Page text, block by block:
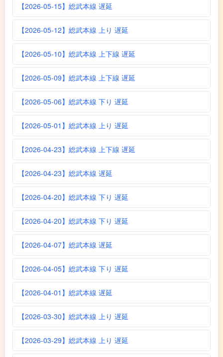
【2026-05-15】総武本線 遅延
【2026-05-12】総武本線 上り 遅延
【2026-05-10】総武本線 上下線 遅延
【2026-05-09】総武本線 上下線 遅延
【2026-05-06】総武本線 下り 遅延
【2026-05-01】総武本線 上り 遅延
【2026-04-23】総武本線 上下線 遅延
【2026-04-23】総武本線 遅延
【2026-04-20】総武本線 下り 遅延
【2026-04-20】総武本線 下り 遅延
【2026-04-07】総武本線 遅延
【2026-04-05】総武本線 下り 遅延
【2026-04-01】総武本線 遅延
【2026-03-30】総武本線 上り 遅延
【2026-03-29】総武本線 上り 遅延